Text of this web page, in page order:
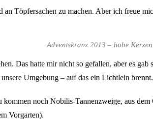
Töpfersachen zu machen. Aber ich freue
Adventskranz 2013 – hohe Kerzen
Das hatte mir nicht so gefallen, aber es
Umgebung – auf das ein Lichtlein brennt.
noch Nobilis-Tannenzweige, aus
Vorgarten).